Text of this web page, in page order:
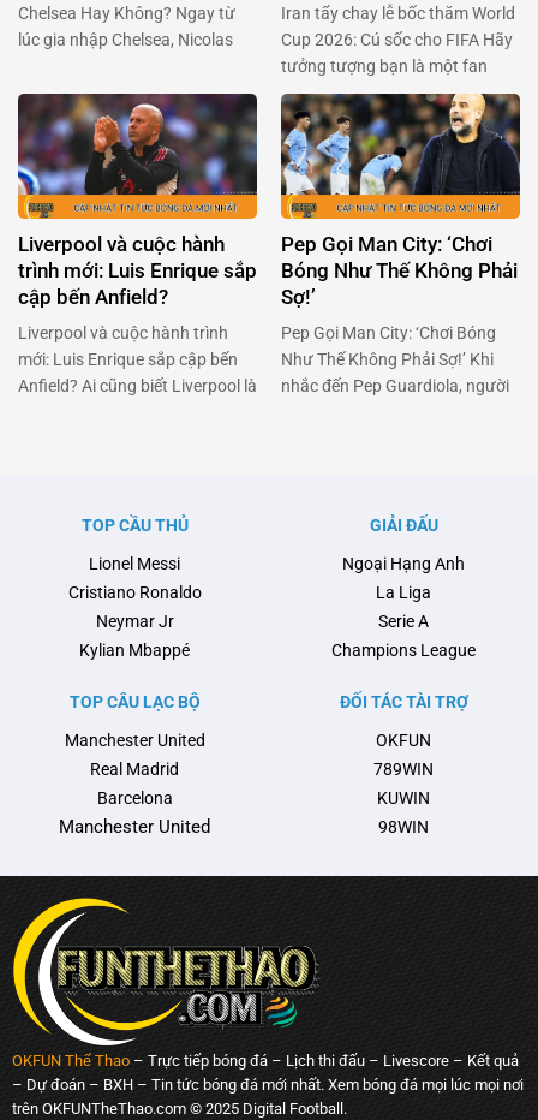
Chelsea Hay Không? Ngay từ
lúc gia nhập Chelsea, Nicolas
kỳ vọng sẽ làm nên điều kỳ diệu.
Nhưng đời không như mơ, và
bây giờ anh đang đối mặt với
việc trở lại Stamford Bridge sau
khi không thể kích hoạt điều …
Iran tẩy chay lễ bốc thăm World
Cup 2026: Cú sốc cho FIFA Hãy
tưởng tượng bạn là một fan
hâm mộ bóng đá cuồng nhiệt,
đang đếm từng ngày để chứng
kiến lễ bốc thăm World Cup
2026. Nhưng bùm! Một quốc
gia đã quyết định tẩy chay sự
kiện này. Đó chính là …
Liverpool và cuộc hành
trình mới: Luis Enrique sắp
cập bến Anfield?
Liverpool và cuộc hành trình
mới: Luis Enrique sắp cập bến
Anfield? Ai cũng biết Liverpool là
từng được kỳ vọng sẽ mang lại
Pep Gọi Man City: ‘Chơi
Bóng Như Thế Không Phải
Sợ!’
Pep Gọi Man City: ‘Chơi Bóng
Như Thế Không Phải Sợ!’ Khi
nhắc đến Pep Guardiola, người
nhiên, thời gian gần đây,
đối mặt với …
TOP CẦU THỦ
Lionel Messi
Cristiano Ronaldo
Neymar Jr
Kylian Mbappé
GIẢI ĐẤU
Ngoại Hạng Anh
La Liga
Serie A
Champions League
TOP CÂU LẠC BỘ
Manchester United
Real Madrid
Barcelona
Manchester United
ĐỐI TÁC TÀI TRỢ
OKFUN
789WIN
KUWIN
98WIN
OKFUN Thể Thao– Trực tiếp bóng đá – Lịch thi đấu – Livescore – Kết quả
– Dự đoán – BXH – Tin tức bóng đá mới nhất. Xem bóng đá mọi lúc mọi nơi
trên OKFUNTheThao.com © 2025 Digital Football.